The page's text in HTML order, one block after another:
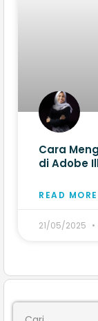
Cara
di Adobe
READ
21/05/2025